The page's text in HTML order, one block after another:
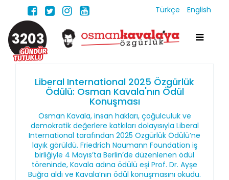
Türkçe English
3203
Liberal International 2025 Özgürlük
Ödülü: Osman Kavala'nın Ödül
Konuşması
Osman Kavala, insan hakları, çoğulculuk ve
demokratik değerlere katkıları dolayısıyla Liberal
International tarafından 2025 Özgürlük Ödülü’ne
layık görüldü. Friedrich Naumann Foundation iş
birliğiyle 4 Mayıs’ta Berlin’de düzenlenen ödül
töreninde, Kavala adına ödülü eşi Prof. Dr. Ayşe
Buğra aldı ve Kavala’nın ödül konuşmasını okudu.